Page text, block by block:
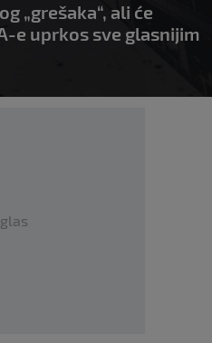
„grešaka“, ali će
e uprkos sve glasnijim